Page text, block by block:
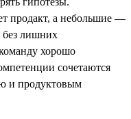
продакт, а небольшие —
без лишних
хорошо
сочетаются
и продуктовым